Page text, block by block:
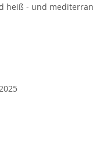
heiß - und mediterran